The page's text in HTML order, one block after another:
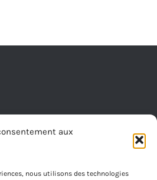
aux
nous utilisons des technologies
la visite d’un